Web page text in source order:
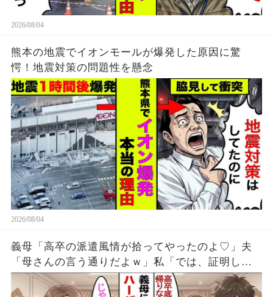
2026/08/04
熊本の地震でイオンモールが爆発した原因に驚
愕！地震対策の問題性を懸念
2026/08/04
義母「高卒の派遣風情が拾ってやったのよ♡」夫
「母さんの言う通りだよｗ」私「では、証明しま
すね」→披露宴で本当の経歴を明かした結果ｗ